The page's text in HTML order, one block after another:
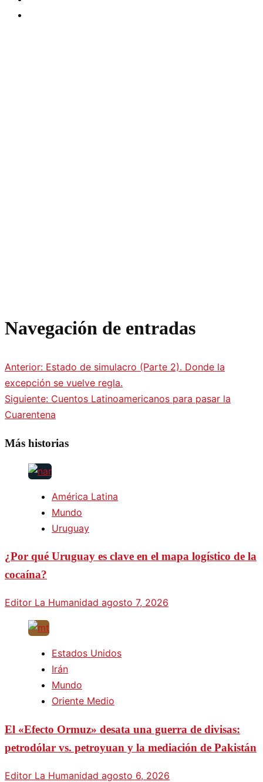
Navegación de entradas
Anterior: Estado de simulacro (Parte 2). Donde la
excepción se vuelve regla.
Siguiente: Cuentos Latinoamericanos para pasar la
Cuarentena
Más historias
América Latina
Mundo
Uruguay
¿Por qué Uruguay es clave en el mapa logístico de la
cocaína?
Editor La Humanidad agosto 7, 2026
Estados Unidos
Irán
Mundo
Oriente Medio
El «Efecto Ormuz» desata una guerra de divisas:
petrodólar vs. petroyuan y la mediación de Pakistán
Editor La Humanidad agosto 6, 2026